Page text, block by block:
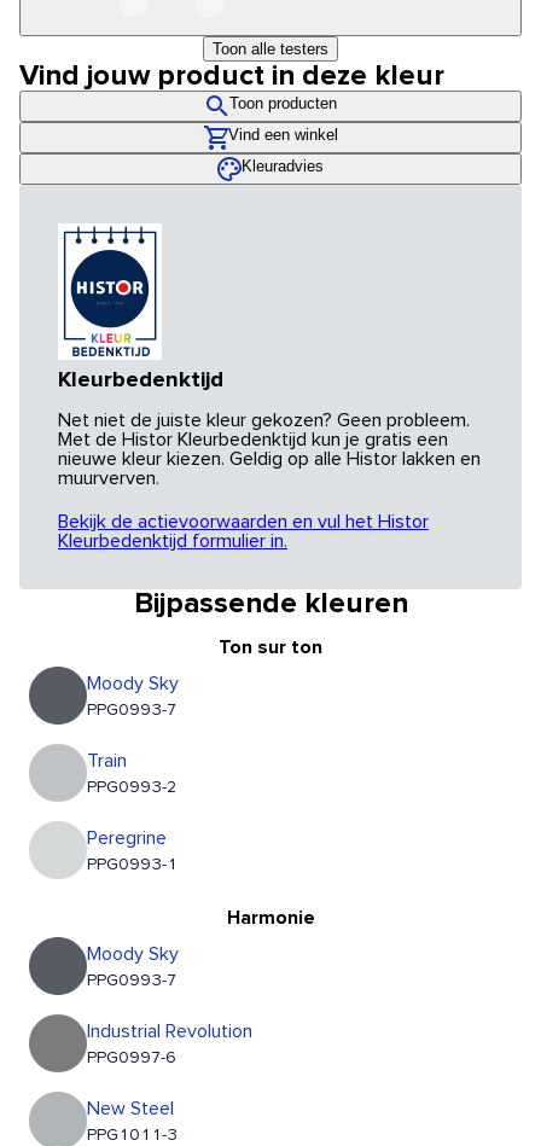
Toon alle testers
Vind jouw product in deze kleur
Toon producten
Vind een winkel
Kleuradvies
Kleurbedenktijd
Net niet de juiste kleur gekozen? Geen probleem.
Met de Histor Kleurbedenktijd kun je gratis een
nieuwe kleur kiezen. Geldig op alle Histor lakken en
muurverven.
Bekijk de actievoorwaarden en vul het Histor
Kleurbedenktijd formulier in.
Bijpassende kleuren
Ton sur ton
Moody Sky
PPG0993-7
Train
PPG0993-2
Peregrine
PPG0993-1
Harmonie
Moody Sky
PPG0993-7
Industrial Revolution
PPG0997-6
New Steel
PPG1011-3